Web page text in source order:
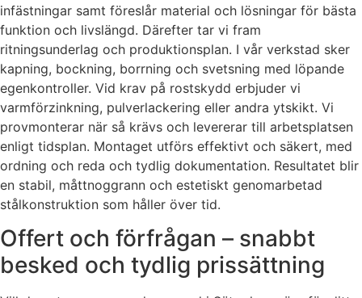
infästningar samt föreslår material och lösningar för bästa
funktion och livslängd. Därefter tar vi fram
ritningsunderlag och produktionsplan. I vår verkstad sker
kapning, bockning, borrning och svetsning med löpande
egenkontroller. Vid krav på rostskydd erbjuder vi
varmförzinkning, pulverlackering eller andra ytskikt. Vi
provmonterar när så krävs och levererar till arbetsplatsen
enligt tidsplan. Montaget utförs effektivt och säkert, med
ordning och reda och tydlig dokumentation. Resultatet blir
en stabil, måttnoggrann och estetiskt genomarbetad
stålkonstruktion som håller över tid.
Offert och förfrågan – snabbt
besked och tydlig prissättning